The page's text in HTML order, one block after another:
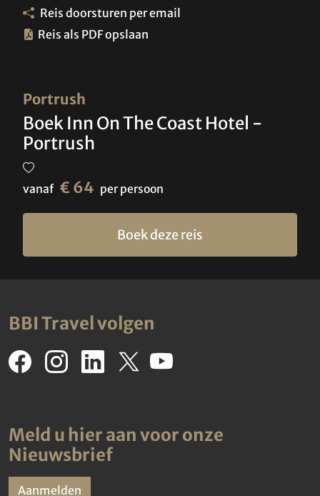
Portrush
Boek Inn On The Coast Hotel -
Portrush
vanaf € 64 per persoon
Boek deze reis
Reis doorsturen per email
Reis als PDF opslaan
BBI Travel volgen
Meld u hier aan voor onze
Nieuwsbrief
Aanmelden